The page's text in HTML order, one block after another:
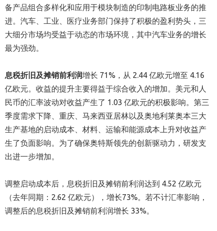
备产品组合多样化和应用于模块制造的印制电路板业务的推
进。汽车、工业、医疗业务部门保持了积极的盈利势头，三
大细分市场均受益于动态的市场环境，其中汽车业务的增长
最为强劲。
息税折旧及摊销前利润增长 71%，从 2.44 亿欧元增至 4.16
亿欧元。收益的提升主要得益于综合收入的增加。美元和人
民币的汇率波动对收益产生了 1.03 亿欧元的积极影响。第三
季度需求下降、重庆、马来西亚居林以及奥地利莱奥本三大
生产基地的启动成本、材料、运输和能源成本上升对收益产
生了负面影响。为了确保奥特斯领先的创新驱动力，研发支
出进一步增加。
调整启动成本后，息税折旧及摊销前利润达到 4.52 亿欧元
（去年同期：2.62 亿欧元），增长73%。若不计汇率影响，
调整后的息税折旧及摊销前利润增长 33%。